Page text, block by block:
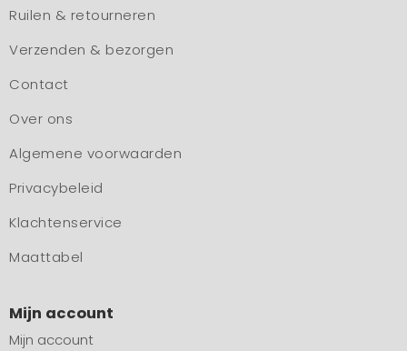
Ruilen & retourneren
Verzenden & bezorgen
Contact
Over ons
Algemene voorwaarden
Privacybeleid
Klachtenservice
Maattabel
Mijn account
Mijn account